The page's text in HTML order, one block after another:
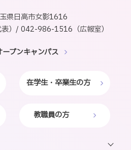
県日高市女影1616
）/ 042-986-1516（広報室）
ープンキャンパス
在学生・卒業生の方
教職員の方